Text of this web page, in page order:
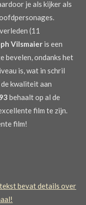
je als kijker als
(11
Vilsmaier is een
bevelen, ondanks het
is, wat in schril
kwaliteit aan
behaalt op al de
film te zijn.
film!
bevat details over